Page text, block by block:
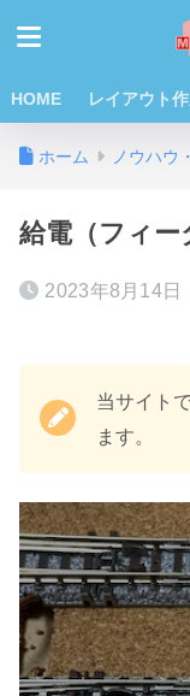
HOME レイアウト
ホーム ノウハウ
給電（フィー
2023年8月14日
当サイト
ます。